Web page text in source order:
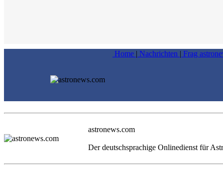
Home | Nachrichten | Frag
astronews.com
Der deutschsprachige Onlinedienst für